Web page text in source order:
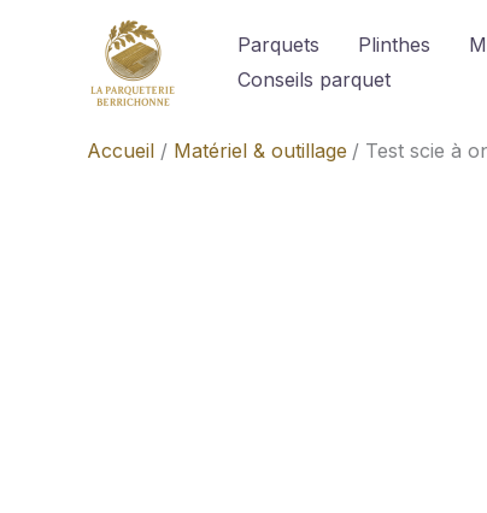
Parquets Plinthes
Conseils parquet
Accueil Matériel & outillage Test scie à